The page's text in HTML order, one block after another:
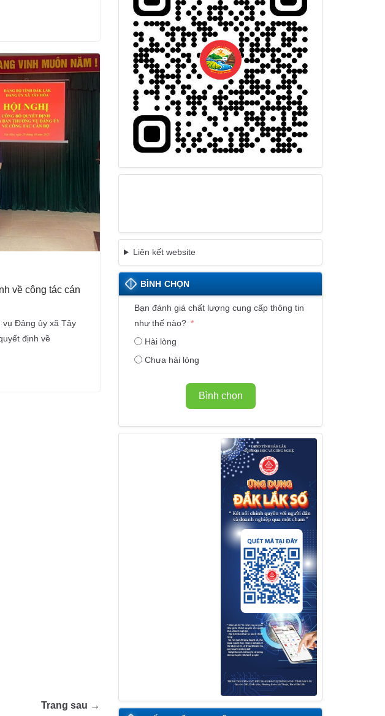
về công tác cán
vụ Đảng ủy xã Tây
định về
Trang sau →
Liên kết website
BÌNH CHỌN
Bạn đánh giá chất lượng cung cấp thông tin
như thế nào?
Hài lòng
Chưa hài lòng
Bình chọn